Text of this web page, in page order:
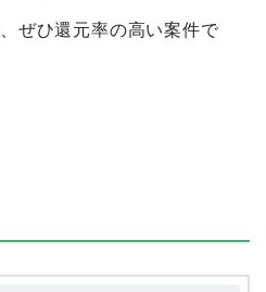
ぜひ還元率の高い案件で